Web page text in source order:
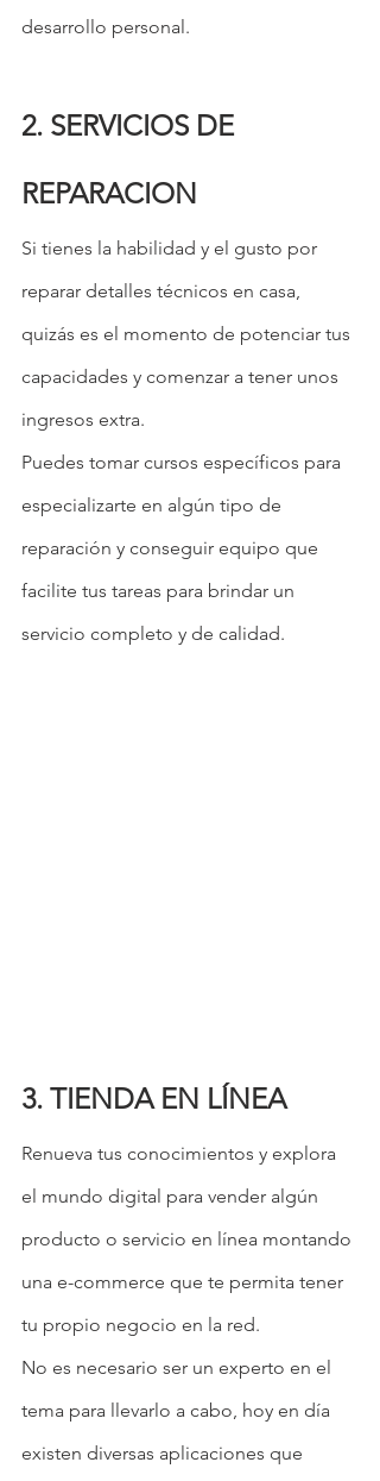
desarrollo personal.
2. SERVICIOS DE
REPARACION
Si tienes la habilidad y el gusto por
reparar detalles técnicos en casa,
quizás es el momento de potenciar tus
capacidades y comenzar a tener unos
ingresos extra.
Puedes tomar cursos específicos para
especializarte en algún tipo de
reparación y conseguir equipo que
facilite tus tareas para brindar un
servicio completo y de calidad.
3. TIENDA EN LÍNEA
Renueva tus conocimientos y explora
el mundo digital para vender algún
producto o servicio en línea montando
una e-commerce que te permita tener
tu propio negocio en la red.
No es necesario ser un experto en el
tema para llevarlo a cabo, hoy en día
existen diversas aplicaciones que